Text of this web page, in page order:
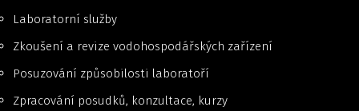
Laboratorní služby
Zkoušení a revize vodohospodářských zařízení
Posuzování způsobilosti laboratoří
Zpracování posudků, konzultace, kurzy